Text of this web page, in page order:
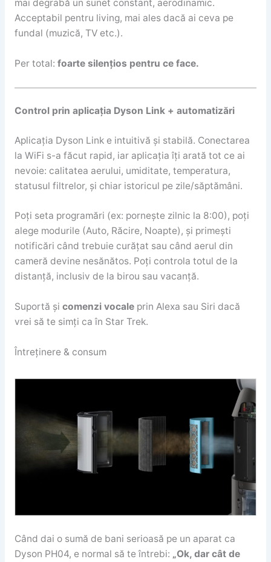
mai degrabă un sunet constant, aerodinamic.
Acceptabil pentru living, mai ales dacă ai ceva pe
fundal (muzică, TV etc.).
Per total: foarte silențios pentru ce face.
Control prin aplicația Dyson Link + automatizări
Aplicația Dyson Link e intuitivă și stabilă. Conectarea
la WiFi s-a făcut rapid, iar aplicația îți arată tot ce ai
nevoie: calitatea aerului, umiditate, temperatura,
statusul filtrelor, și chiar istoricul pe zile/săptămâni.
Poți seta programări (ex: pornește zilnic la 8:00), poți
alege modurile (Auto, Răcire, Noapte), și primești
notificări când trebuie curățat sau când aerul din
cameră devine nesănătos. Poți controla totul de la
distanță, inclusiv de la birou sau vacanță.
Suportă și comenzi vocaleprin Alexa sau Siri dacă
vrei să te simți ca în Star Trek.
Întreținere & consum
Când dai o sumă de bani serioasă pe un aparat ca
Dyson PH04, e normal să te întrebi: „Ok, dar cât de